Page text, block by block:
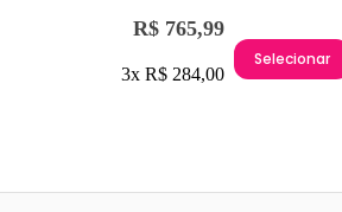
R$ 765,99
3x R$ 284,00
Selecionar